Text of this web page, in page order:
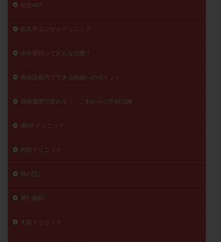
仙台ART
佐久平エンゼルクリニック
体外受精ってどんな治療？
保険診療内でできる妊娠へのポイント
保険適用で変わる！ これからの不妊治療
俵IVFクリニック
内田クリニック
卵の話し
厚仁病院
大島クリニック